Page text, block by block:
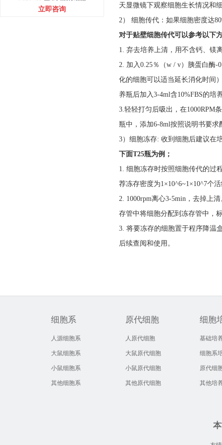
立即咨询
天显微镜下观察细胞生长情况和
2） 细胞传代：如果细胞密度达
对于贴壁细胞传代可以参考以下
1. 弃去培养上清，用不含钙、镁
2. 加入0.25％（w / v）胰蛋白酶-
化的细胞可以适当延长消化时间
养瓶后加入3-4ml含10%FBS的培
3.轻轻打匀后吸出，在1000RPM
瓶中，添加6-8ml按照说明书要
3）细胞冻存: 收到细胞后建议在
下面T25瓶为例；
1. 细胞冻存时按照细胞传代的过
荐冻存密度为1×10^6~1×10^7个
2. 1000rpm离心3-5min，去掉上
存管中将细胞分配到冻存管中，
3. 将要冻存的细胞置于程序降温
后续查阅和使用。
细胞系
人源细胞系
大鼠细胞系
小鼠细胞系
其他细胞系
原代细胞
人原代细胞
大鼠原代细胞
小鼠原代细胞
其他原代细胞
细胞
基础培
细胞系
原代细
其他培